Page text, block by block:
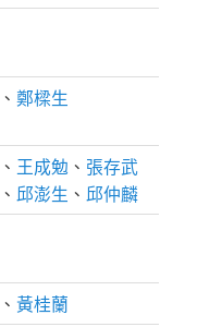
、鄭樑生
、 王成勉 、 張存武
、 邱澎生 、 邱仲麟
、黃桂蘭